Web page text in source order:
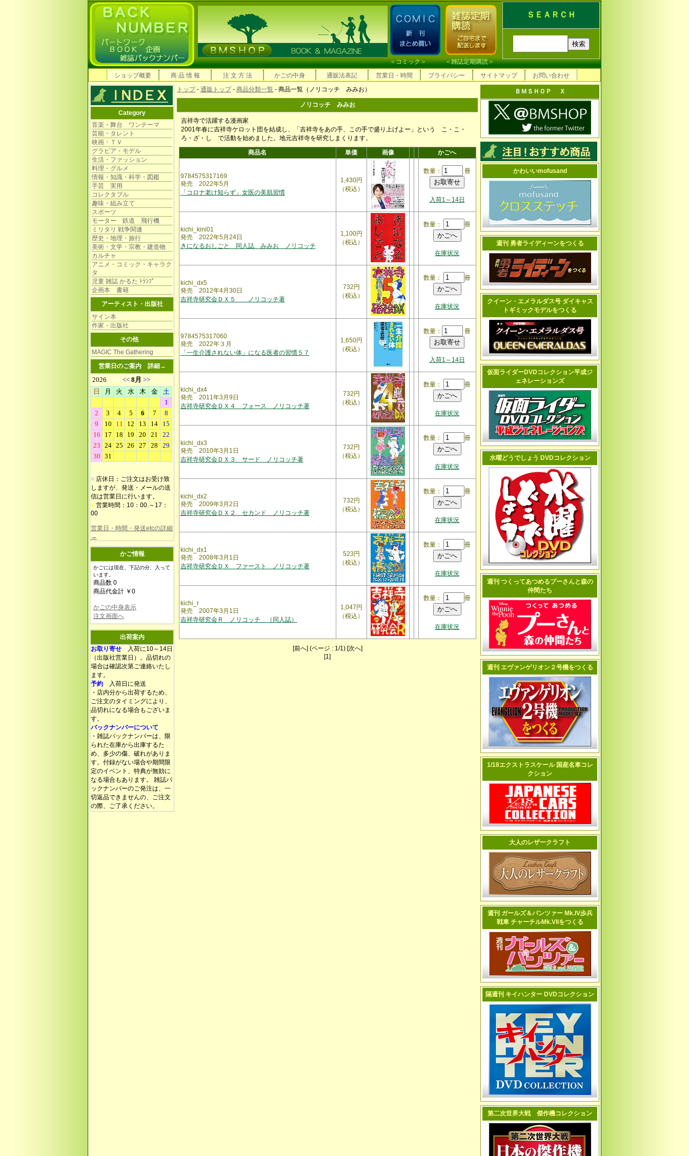
ＳＥＡＲＣＨ
＜コミック＞ ＜雑誌定期購読＞
ショップ概要
商 品 情 報 注 文 方 法 かごの中身 通販法表記 営業日・時間 プライバシー サイトマップ お問い合わせ
Category
音楽・舞台 ワンテーマ
芸能・タレント
映画・ＴＶ
グラビア・モデル
生活・ファッション
料理・グルメ
情報・知識・科学・図鑑
手芸 実用
コレクタブル
趣味・組み立て
スポーツ
モーター 鉄道 飛行機
ミリタリ 戦争関連
歴史・地理・旅行
美術・文学・宗教・建造物
カルチャ
アニメ・コミック・キャラク
タ
児童 雑誌 かるた ﾄﾗﾝﾌﾟ
企画本 書籍
アーティスト・出版社
サイン本
作家・出版社
その他
MAGIC The Gathering
営業日のご案内 詳細→
■ 店休日：ご注文はお受け致
しますが、発送・メールの送
信は営業日に行います。
■ 営業時間：10：00.～17：
00
営業日・時間・発送etcの詳細
→
かご情報
かごには現在、下記の分、入って
います。
商品数 0
商品代金計 ￥0
かごの中身表示
注文画面へ
出荷案内
お取り寄せ 入荷に10～14日
（出版社営業日）。品切れの
場合は確認次第ご連絡いたし
ます。
予約 入荷日に発送
・店内分から出荷するため、
ご注文のタイミングにより、
品切れになる場合もございま
す。
バックナンバーについて
・雑誌バックナンバーは、限
られた在庫から出庫するた
め、多少の傷、破れがありま
す。付録がない場合や期間限
定のイベント、特典が無効に
なる場合もあります。 雑誌バ
ックナンバーのご発注は、一
切返品できませんの、ご注文
の際、ご了承ください。
トップ- 通販トップ- 商品分類一覧 - 商品一覧（ノリコッチ みみお）
ノリコッチ みみお
吉祥寺で活躍する漫画家
2001年春に吉祥寺ケロット団を結成し、「吉祥寺をあの手、この手で盛り上げよー」という こ・こ・
ろ・ざ・し で活動を始めました。地元吉祥寺を研究しまくります。
商品名
単価 画像 かごへ
9784575317169
発売 2022年5月
「コロナ老け知らず」女医の美肌習慣
1,430円
（税込）
数量： 冊
入荷1～14日
kichi_kini01
発売 2022年5月24日
きになるおしごと 同人誌 みみお ノリコッチ
1,100円
（税込）
数量： 冊
在庫状況
kichi_dx5
発売 2012年4月30日
吉祥寺研究会ＤＸ５ ノリコッチ著
732円
（税込）
数量： 冊
在庫状況
9784575317060
発売 2022年３月
「一生介護されない体」になる医者の習慣５７
1,650円
（税込）
数量： 冊
入荷1～14日
kichi_dx4
発売 2011年3月9日
吉祥寺研究会ＤＸ４ フォース ノリコッチ著
732円
（税込）
数量： 冊
在庫状況
kichi_dx3
発売 2010年3月1日
吉祥寺研究会ＤＸ３ サード ノリコッチ著
732円
（税込）
数量： 冊
在庫状況
kichi_dx2
発売 2009年3月2日
吉祥寺研究会ＤＸ２ セカンド ノリコッチ著
732円
（税込）
数量： 冊
在庫状況
kichi_dx1
発売 2008年3月1日
吉祥寺研究会ＤＸ ファースト ノリコッチ著
523円
（税込）
数量： 冊
在庫状況
kichi_r
発売 2007年3月1日
吉祥寺研究会Ｒ ノリコッチ （同人誌）
1,047円
（税込）
数量： 冊
在庫状況
[前へ] (ページ : 1/1) [次へ]
[1]
ＢＭＳＨＯＰ Ｘ
かわいいmofusand
週刊 勇者ライディーンをつくる
クイーン・エメラルダス号 ダイキャス
トギミックモデルをつくる
仮面ライダーDVDコレクション平成ジ
ェネレーションズ
水曜どうでしょう DVDコレクション
週刊 つくってあつめるプーさんと森の
仲間たち
週刊 エヴァンゲリオン２号機をつくる
1/18エクストラスケール 国産名車コレ
クション
大人のレザークラフト
週刊 ガールズ＆パンツァー Mk.IV歩兵
戦車 チャーチルMk.VIIをつくる
隔週刊 キイハンター DVDコレクション
第二次世界大戦 傑作機コレクション